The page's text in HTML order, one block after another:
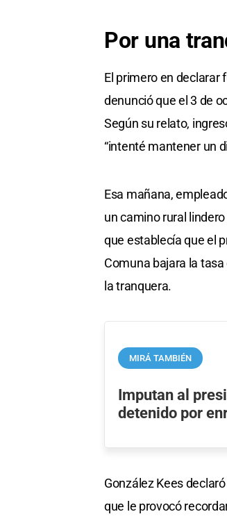
Por una
El primero en declarar
denunció que el 3 de
Según su relato,
“intenté mantener un
Esa mañana,
un camino rural
que establecía que el
Comuna bajara la
la tranquera.
MIRÁ TAMBIÉN
Imputan al
detenido por
González Kees
que le provocó